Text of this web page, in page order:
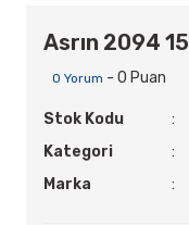
Asrın 2094
0 Yorum - 0 Puan
Stok Kodu
Kategori
Marka